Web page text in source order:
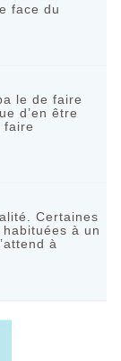
fасе du
le de faire
d’en être
faire
Certaines
à un
à